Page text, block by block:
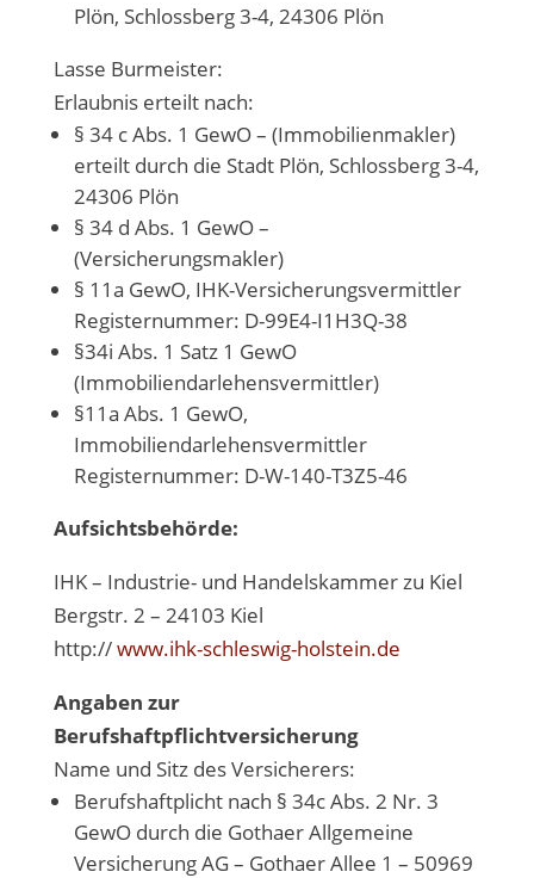
Plön, Schlossberg 3-4, 24306 Plön
Lasse Burmeister:
Erlaubnis erteilt nach:
§ 34 c Abs. 1 GewO – (Immobilienmakler)
erteilt durch die Stadt Plön, Schlossberg 3-4,
24306 Plön
§ 34 d Abs. 1 GewO –
(Versicherungsmakler)
§ 11a GewO, IHK-Versicherungsvermittler
Registernummer: D-99E4-I1H3Q-38
§34i Abs. 1 Satz 1 GewO
(Immobiliendarlehensvermittler)
§11a Abs. 1 GewO,
Immobiliendarlehensvermittler
Registernummer: D-W-140-T3Z5-46
Aufsichtsbehörde:
IHK – Industrie- und Handelskammer zu Kiel
Bergstr. 2 – 24103 Kiel
http://www.ihk-schleswig-holstein.de
Angaben zur
Berufshaftpflichtversicherung
Name und Sitz des Versicherers:
Berufshaftplicht nach § 34c Abs. 2 Nr. 3
GewO durch die Gothaer Allgemeine
Versicherung AG – Gothaer Allee 1 – 50969